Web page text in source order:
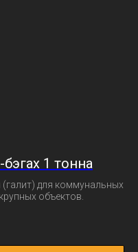
1 тонна
для коммунальных
объектов.